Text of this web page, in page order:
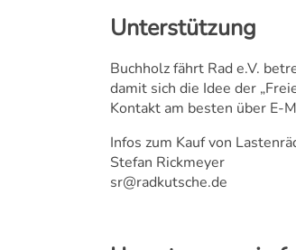
Unterstützung
Buchholz fährt Rad e.V.
damit sich die Idee der
Kontakt am besten über E-
Infos zum Kauf von
Stefan Rickmeyer
sr@radkutsche.de